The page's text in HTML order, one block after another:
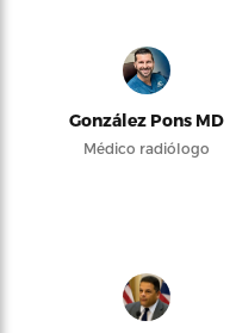
González Pons MD
Médico radiólogo